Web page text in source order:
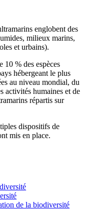
englobent des
milieux marins,
et urbains).
10 % des espèces
hébergeant le plus
au niveau mondial, du
activités humaines et de
répartis sur
dispositifs de
mis en place.
de la biodiversité